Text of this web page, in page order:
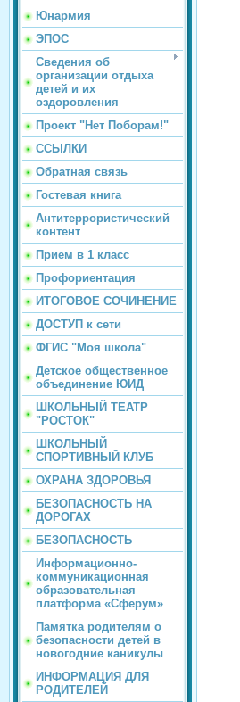
Юнармия
ЭПОС
Сведения об
организации отдыха
детей и их
оздоровления
Проект "Нет Поборам!"
ССЫЛКИ
Обратная связь
Гостевая книга
Антитеррористический
контент
Прием в 1 класс
Профориентация
ИТОГОВОЕ СОЧИНЕНИЕ
ДОСТУП к сети
ФГИС "Моя школа"
Детское общественное
объединение ЮИД
ШКОЛЬНЫЙ ТЕАТР
"РОСТОК"
ШКОЛЬНЫЙ
СПОРТИВНЫЙ КЛУБ
ОХРАНА ЗДОРОВЬЯ
БЕЗОПАСНОСТЬ НА
ДОРОГАХ
БЕЗОПАСНОСТЬ
Информационно-
коммуникационная
образовательная
платформа «Сферум»
Памятка родителям о
безопасности детей в
новогодние каникулы
ИНФОРМАЦИЯ ДЛЯ
РОДИТЕЛЕЙ